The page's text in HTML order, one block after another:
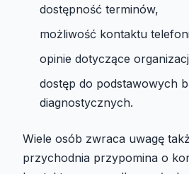
dostępność terminów,
możliwość kontaktu
opinie dotyczące
dostęp do podstawowych
diagnostycznych.
Wiele osób zwraca uwagę
przychodnia przypomina o